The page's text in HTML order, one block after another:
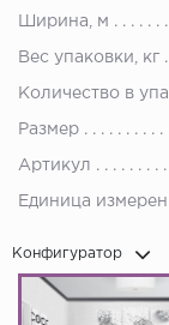
Ширина, м
Вес упаковки, кг
Количество в
Размер
Артикул
Единица
Конфигуратор